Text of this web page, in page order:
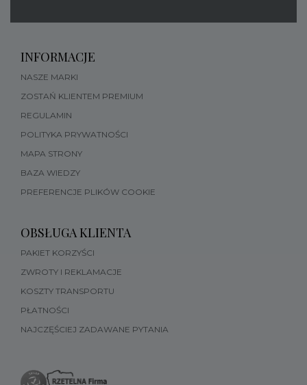
INFORMACJE
NASZE MARKI
ZOSTAŃ KLIENTEM PREMIUM
REGULAMIN
POLITYKA PRYWATNOŚCI
MAPA STRONY
BAZA WIEDZY
PREFERENCJE PLIKÓW COOKIE
OBSŁUGA KLIENTA
PAKIET KORZYŚCI
ZWROTY I REKLAMACJE
KOSZTY TRANSPORTU
PŁATNOŚCI
NAJCZĘŚCIEJ ZADAWANE PYTANIA